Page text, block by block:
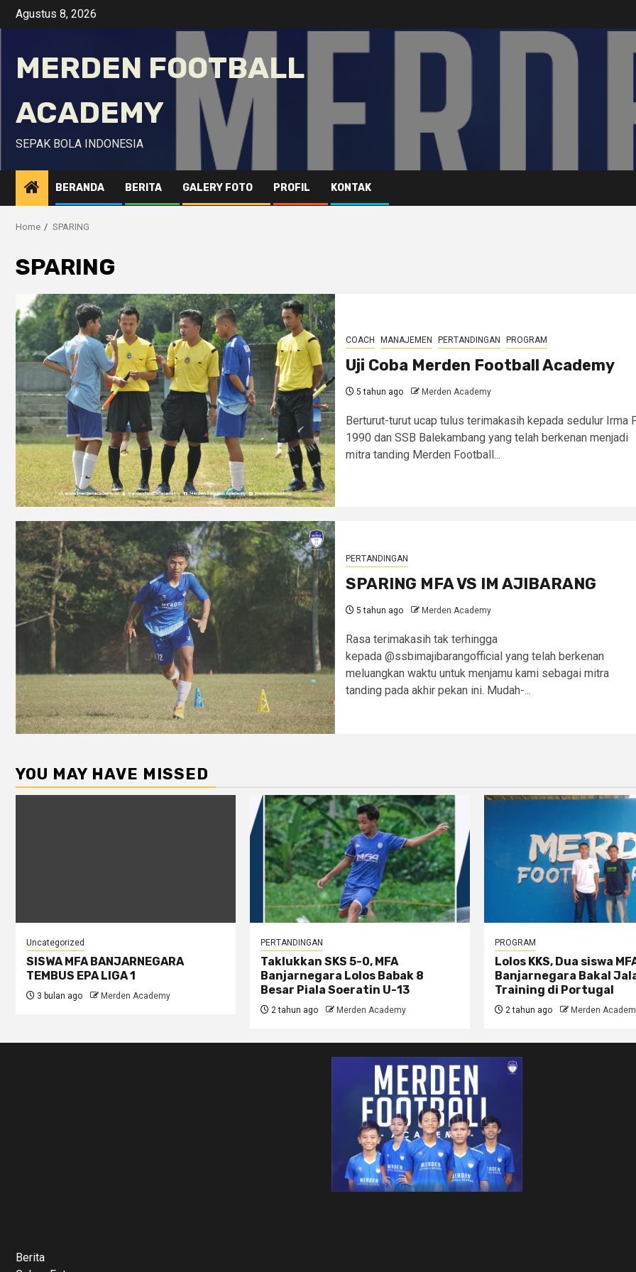
SkipAgustus 8, 2026
MERDEN FOOTBALL
ACADEMY
SEPAK BOLA INDONESIA
BERANDA BERITA GALERY FOTO PROFIL KONTAK
Home SPARING
SPARING
COACH MANAJEMEN PERTANDINGAN PROGRAM
Uji Coba Merden Football Academy
5 tahun ago Merden Academy
Berturut-turut ucap tulus terimakasih kepada sedulur Irma
1990 dan SSB Balekambang yang telah berkenan menjadi
mitra tanding Merden Football...
PERTANDINGAN
SPARING MFA VS IM AJIBARANG
5 tahun ago Merden Academy
Rasa terimakasih tak terhingga
kepada @ssbimajibarangofficial yang telah berkenan
meluangkan waktu untuk menjamu kami sebagai mitra
tanding pada akhir pekan ini. Mudah-...
YOU MAY HAVE MISSED
Uncategorized
SISWA MFA BANJARNEGARA
TEMBUS EPA LIGA 1
3 bulan ago Merden Academy
PERTANDINGAN
Taklukkan SKS 5-0, MFA
Banjarnegara Lolos Babak 8
Besar Piala Soeratin U-13
2 tahun ago Merden Academy
PROGRAM
Lolos KKS, Dua siswa
Banjarnegara Bakal
Training di Portugal
2 tahun ago Merden
Berita